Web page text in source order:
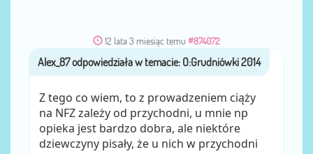
12 lata 3 miesiąc temu #874072
przezAlex_87
Z tego co wiem, to z prowadzeniem ciąży
na NFZ zależy od przychodni, u mnie np
opieka jest bardzo dobra, ale niektóre
dziewczyny pisały, że u nich w przychodni